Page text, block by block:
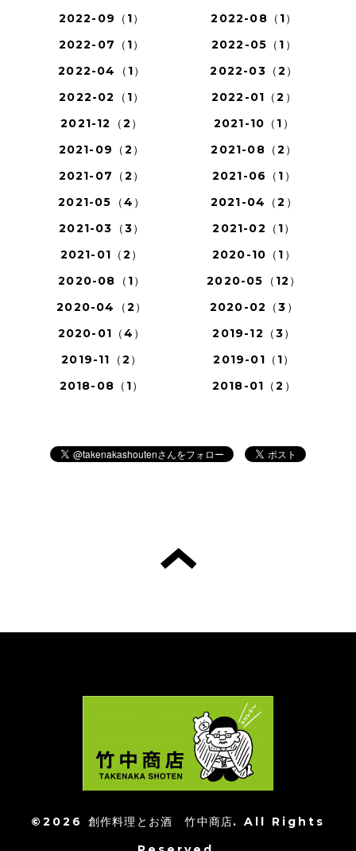
2022-09（1）
2022-08（1）
2022-07（1）
2022-05（1）
2022-04（1）
2022-03（2）
2022-02（1）
2022-01（2）
2021-12（2）
2021-10（1）
2021-09（2）
2021-08（2）
2021-07（2）
2021-06（1）
2021-05（4）
2021-04（2）
2021-03（3）
2021-02（1）
2021-01（2）
2020-10（1）
2020-08（1）
2020-05（12）
2020-04（2）
2020-02（3）
2020-01（4）
2019-12（3）
2019-11（2）
2019-01（1）
2018-08（1）
2018-01（2）
©2026 創作料理とお酒 竹中商店. All Rights